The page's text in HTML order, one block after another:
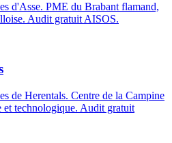
d'Asse. PME du Brabant flamand,
Audit gratuit AISOS.
de Herentals. Centre de la Campine
et technologique. Audit gratuit